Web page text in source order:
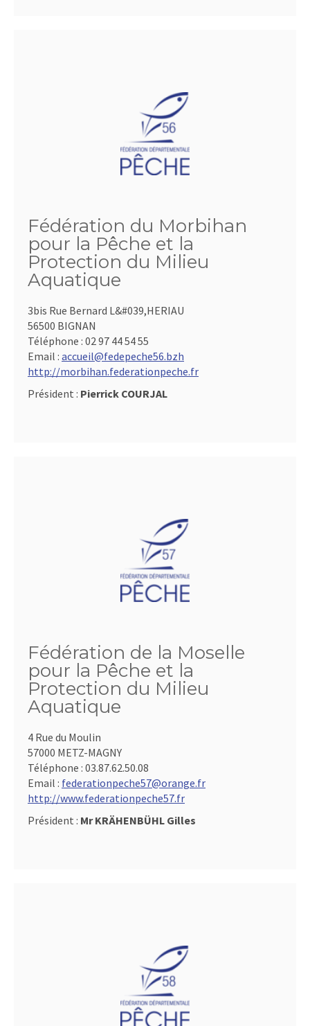
Fédération du Morbihan
pour la Pêche et la
Protection du Milieu
Aquatique
3bis Rue Bernard L&#039,HERIAU
56500 BIGNAN
Téléphone : 02 97 44 54 55
Email : accueil@fedepeche56.bzh
http://morbihan.federationpeche.fr
Président : Pierrick COURJAL
Fédération de la Moselle
pour la Pêche et la
Protection du Milieu
Aquatique
4 Rue du Moulin
57000 METZ-MAGNY
Téléphone : 03.87.62.50.08
Email : federationpeche57@orange.fr
http://www.federationpeche57.fr
Président : Mr KRÄHENBÜHL Gilles